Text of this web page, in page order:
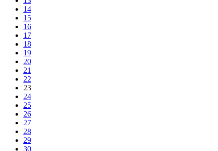
14
15
16
17
18
19
20
21
22
23
24
25
26
27
28
29
30